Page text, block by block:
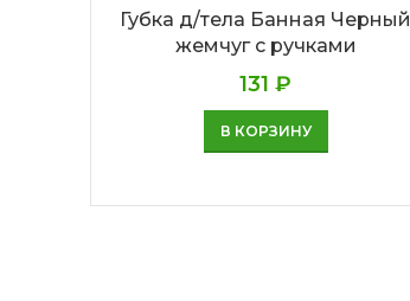
Губка д/тела Банная Черный
жемчуг с ручками
131₽
В КОРЗИНУ